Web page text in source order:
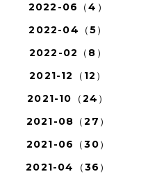
2022-06（4）
2022-04（5）
2022-02（8）
2021-12（12）
2021-10（24）
2021-08（27）
2021-06（30）
2021-04（36）